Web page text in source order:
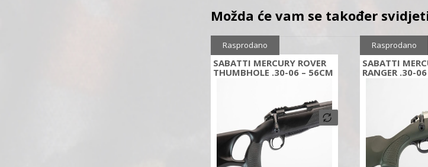
Možda će vam se također
SABATTI MERCURY ROVER
THUMBHOLE .30-06 – 56CM
Rasprodano
SABATTI
RANGER .30-06
Rasprodano